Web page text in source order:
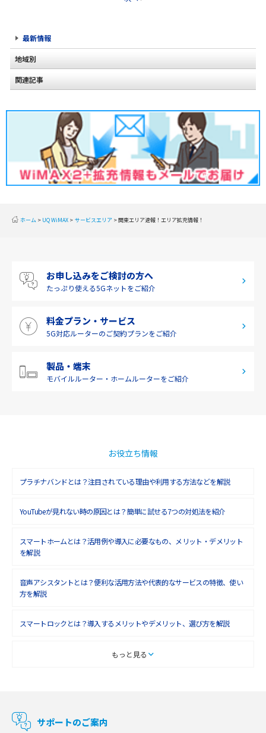
最新情報
地域別
北海道
甲信越
北陸
九州・沖縄
関連記事
ホーム UQ WiMAX サービスエリア 関東エリア速報！エリア拡充情報！
お申し込みをご検討の方へ
たっぷり使える5Gネットをご紹介
料金プラン・サービス
5G対応ルーターのご契約プランをご紹介
製品・端末
モバイルルーター・ ホームルーターをご紹介
お役立ち情報
プラチナバンドとは？注目されている理由や利用する方法などを解説
YouTubeが見れない時の原因とは？簡単に試せる7つの対処法を紹介
スマートホームとは？活用例や導入に必要なもの、メリット・デメリット
を解説
音声アシスタントとは？便利な活用方法や代表的なサービスの特徴、使い
方を解説
スマートロックとは？導入するメリットやデメリット、選び方を解説
スマートテレビとは？特徴や選び方、使い方をわかりやすく解説
マンションで使えるWi-Fiは？種類ごとの特徴や選び方を紹介
もっと見る
サポートのご案内